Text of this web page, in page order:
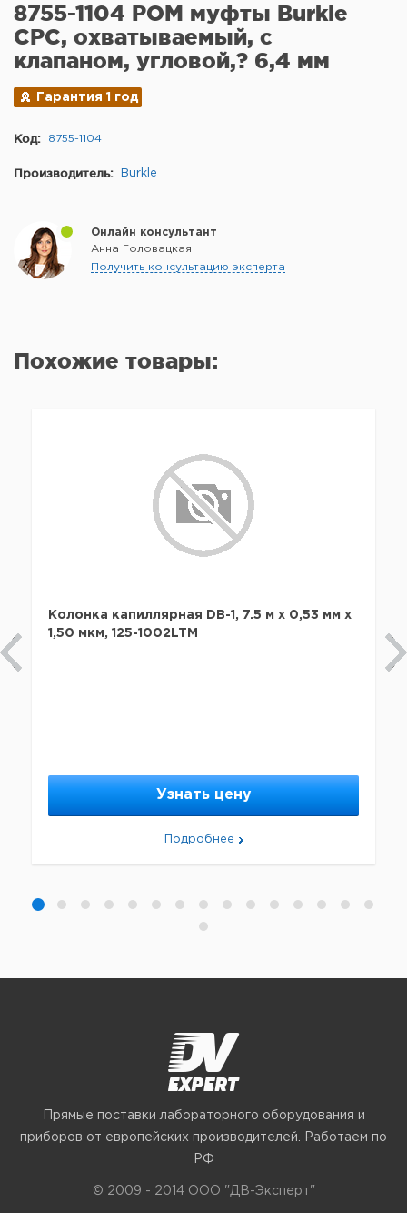
8755-1104 POM муфты Burkle
CPC, охватываемый, с
клапаном, угловой,? 6,4 мм
Гарантия 1 год
Код: 8755-1104
Производитель: Burkle
Онлайн консультант
Анна Головацкая
Получить консультацию эксперта
Похожие товары:
Колонка капиллярная DB-1, 7.5 м x 0,53 мм х
1,50 мкм, 125-1002LTM
Узнать цену
Подробнее
Прямые поставки лабораторного оборудования и
приборов от европейских производителей. Работаем по
РФ
© 2009 - 2014 ООО "ДВ-Эксперт"